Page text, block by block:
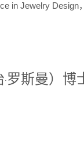
in Jewelry Design
·罗斯曼）博